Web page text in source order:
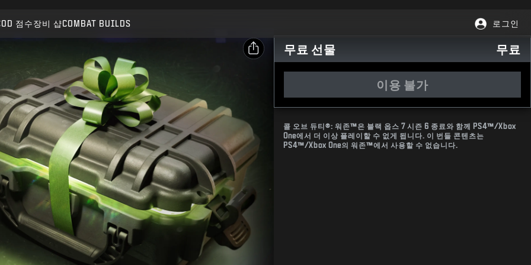
점수 장비 샵COMBAT BUILDS 로그인
제출
취소
Activision은 이 게임 내 콘텐츠를 언제든 업데이트, 교체,
제거할 수 있습니다.
이메일
Facebook
X
링크 복사
무료 선물 무료
이용 불가
콜 오브 듀티®: 워존™은 블랙 옵스 7 시즌 6 종료와 함께 PS4™/Xbox
One에서 더 이상 플레이할 수 없게 됩니다. 이 번들 콘텐츠는
PS4™/Xbox One의 워존™에서 사용할 수 없습니다.